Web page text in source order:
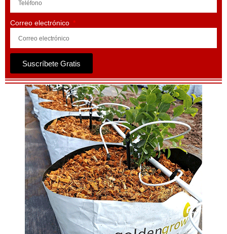
Correo electrónico
Suscríbete Gratis